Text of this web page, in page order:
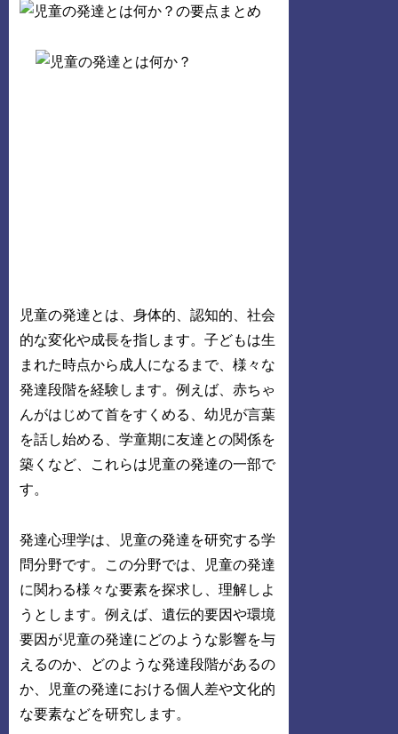
児童の発達とは、身体的、認知的、社会
的な変化や成長を指します。子どもは生
まれた時点から成人になるまで、様々な
発達段階を経験します。例えば、赤ちゃ
んがはじめて首をすくめる、幼児が言葉
を話し始める、学童期に友達との関係を
築くなど、これらは児童の発達の一部で
す。
発達心理学は、児童の発達を研究する学
問分野です。この分野では、児童の発達
に関わる様々な要素を探求し、理解しよ
うとします。例えば、遺伝的要因や環境
要因が児童の発達にどのような影響を与
えるのか、どのような発達段階があるの
か、児童の発達における個人差や文化的
な要素などを研究します。